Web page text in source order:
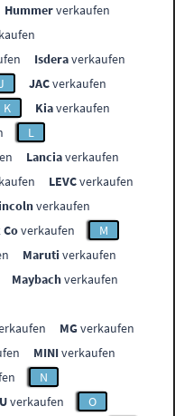
Hummerverkaufen
Isderaverkaufen
JACverkaufen
K Kiaverkaufen
L
Lanciaverkaufen
LEVCverkaufen
verkaufen
Coverkaufen
M
Maruti verkaufen
Maybachverkaufen
MGverkaufen
MINIverkaufen
N
verkaufen
O